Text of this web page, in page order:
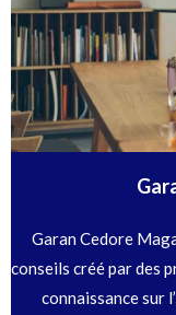
Garan Cedore
conseils créé par des
connaissance sur